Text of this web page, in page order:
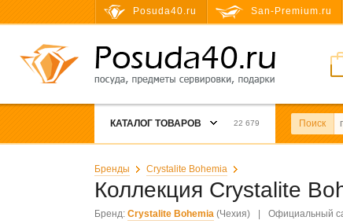
Posuda40.ru San-Premium.ru
КАТАЛОГ ТОВАРОВ 22 679 Поиск
Бренды Crystalite Bohemia
Коллекция Crystalite
Бренд: Crystalite Bohemia (Чехия) Официальный